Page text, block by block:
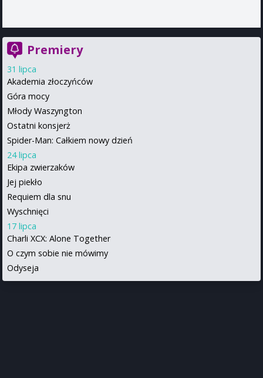
Premiery
31 lipca
Akademia złoczyńców
Góra mocy
Młody Waszyngton
Ostatni konsjerż
Spider-Man: Całkiem nowy dzień
24 lipca
Ekipa zwierzaków
Jej piekło
Requiem dla snu
Wyschnięci
17 lipca
Charli XCX: Alone Together
O czym sobie nie mówimy
Odyseja